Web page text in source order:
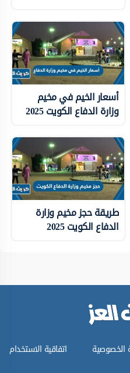
أسعار الخيم في مخيم
وزارة الدفاع الكويت 2025
طريقة حجز مخيم وزارة
الدفاع الكويت 2025
الخصوصية اتفاقية الاستخدام